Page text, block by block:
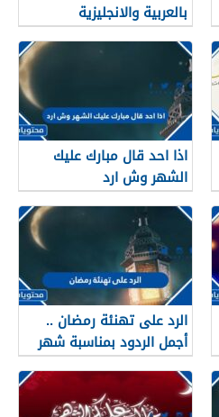
بالعربية والانجليزية
اذا احد قال مبارك عليك
الشهر وش ارد
الرد على تهنئة رمضان ..
أجمل الردود بمناسبة شهر
رمضان المبارك